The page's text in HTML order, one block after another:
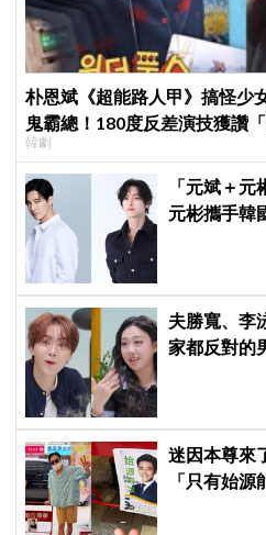
朴恩斌《超能路人甲》搞怪
鬼霸總！180度反差演技獲讚「
韓劇
「元斌＋
元彬攜手韓
夫勝寬、李
家都反對的
迷因本尊來
「只有始